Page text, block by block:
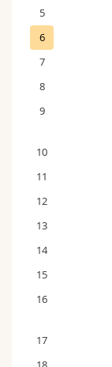
5
6
7
8
9
10
11
12
13
14
15
16
17